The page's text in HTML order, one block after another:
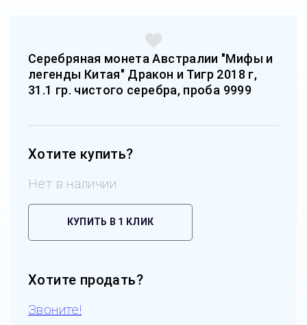
Серебряная монета Австралии "Мифы и
легенды Китая" Дракон и Тигр 2018 г,
31.1 гр. чистого серебра, проба 9999
Хотите купить?
Нет в наличии
КУПИТЬ В 1 КЛИК
Хотите продать?
Звоните!